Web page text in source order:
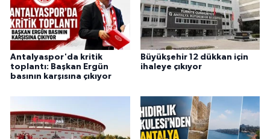
Antalyaspor'da kritik
toplantı: Başkan Ergün
basının karşısına çıkıyor
Büyükşehir 12 dükkan için
ihaleye çıkıyor